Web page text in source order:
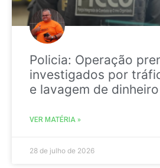
Policia: Operação
investigados por
e lavagem de dinheiro
VER MATÉRIA »
28 de julho de 2026